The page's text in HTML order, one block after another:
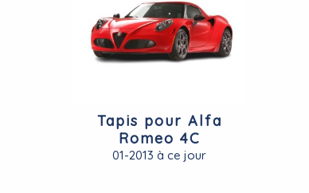
Tapis pour Alfa
Romeo 4C
01-2013 à ce jour